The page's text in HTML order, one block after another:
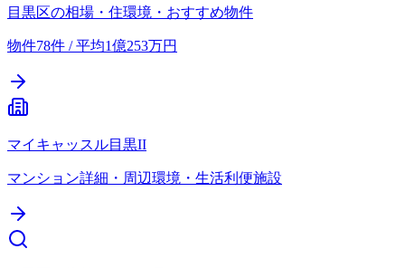
目黒区の相場・住環境・おすすめ物件
物件78件 / 平均1億253万円
マイキャッスル目黒II
マンション詳細・周辺環境・生活利便施設